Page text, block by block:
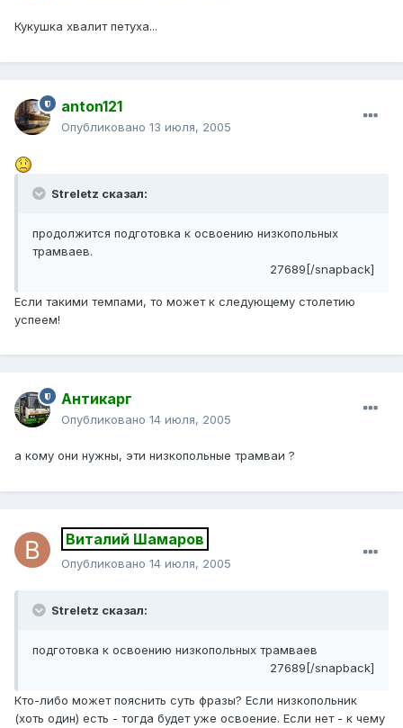
Кукушка хвалит петуха...
anton121
Опубликовано 13 июля, 2005
Streletz сказал:
продолжится подготовка к освоению низкопольных
трамваев.
27689[/snapback]
Если такими темпами, то может к следующему столетию
успеем!
Антикарг
Опубликовано 14 июля, 2005
а кому они нужны, эти низкопольные трамваи ?
Виталий Шамаров
Опубликовано 14 июля, 2005
Streletz сказал:
подготовка к освоению низкопольных трамваев
27689[/snapback]
Кто-либо может пояснить суть фразы? Если низкопольник
(хоть один) есть - тогда будет уже освоение. Если нет - к чему